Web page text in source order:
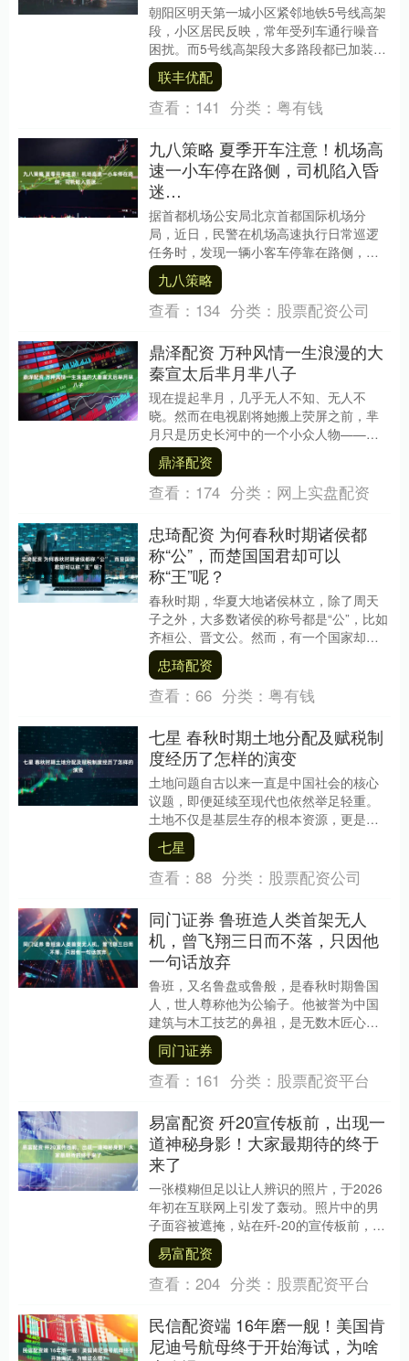
朝阳区明天第一城小区紧邻地铁5号线高架
段，小区居民反映，常年受列车通行噪音
困扰。而5号线高架段大多路段都已加装隔
音屏，唯独临近这一小区的路段没有覆
盖。居民呼吁加....
联丰优配
查看： 141 分类： 粤有钱
九八策略 夏季开车注意！机场高
速一小车停在路侧，司机陷入昏
迷…
据首都机场公安局北京首都国际机场分
局，近日，民警在机场高速执行日常巡逻
任务时，发现一辆小客车停靠在路侧，存
在安全风险。民警立即上前核查，结果发
现驾驶员在驾驶位陷....
九八策略
查看： 134 分类： 股票配资公司
鼎泽配资 万种风情一生浪漫的大
秦宣太后芈月芈八子
现在提起芈月，几乎无人不知、无人不
晓。然而在电视剧将她搬上荧屏之前，芈
月只是历史长河中的一个小众人物——尤
其是一位在生活上颇为放纵的女性。而她
的身份，却是秦朝太....
鼎泽配资
查看： 174 分类： 网上实盘配资
忠琦配资 为何春秋时期诸侯都
称“公”，而楚国国君却可以
称“王”呢？
春秋时期，华夏大地诸侯林立，除了周天
子之外，大多数诸侯的称号都是“公”，比如
齐桓公、晋文公。然而，有一个国家却格
外引人注目——楚国。从楚武王熊通开
始，楚国国君在....
忠琦配资
查看： 66 分类： 粤有钱
七星 春秋时期土地分配及赋税制
度经历了怎样的演变
土地问题自古以来一直是中国社会的核心
议题，即便延续至现代也依然举足轻重。
土地不仅是基层生存的根本资源，更是上
层各种附加资源赖以存在的基础。没有了
土地，那些看似高....
七星
查看： 88 分类： 股票配资公司
同门证券 鲁班造人类首架无人
机，曾飞翔三日而不落，只因他
一句话放弃
鲁班，又名鲁盘或鲁般，是春秋时期鲁国
人，世人尊称他为公输子。他被誉为中国
建筑与木工技艺的鼻祖，是无数木匠心中
的神话人物。至今，手工木工所使用的钻
子、刨子、铲子、....
同门证券
查看： 161 分类： 股票配资平台
易富配资 歼20宣传板前，出现一
道神秘身影！大家最期待的终于
来了
一张模糊但足以让人辨识的照片，于2026
年初在互联网上引发了轰动。照片中的男
子面容被遮掩，站在歼-20的宣传板前，身
旁那个细长的模型，迅速被军事观察家认
出——那....
易富配资
查看： 204 分类： 股票配资平台
民信配资端 16年磨一舰！美国肯
尼迪号航母终于开始海试，为啥